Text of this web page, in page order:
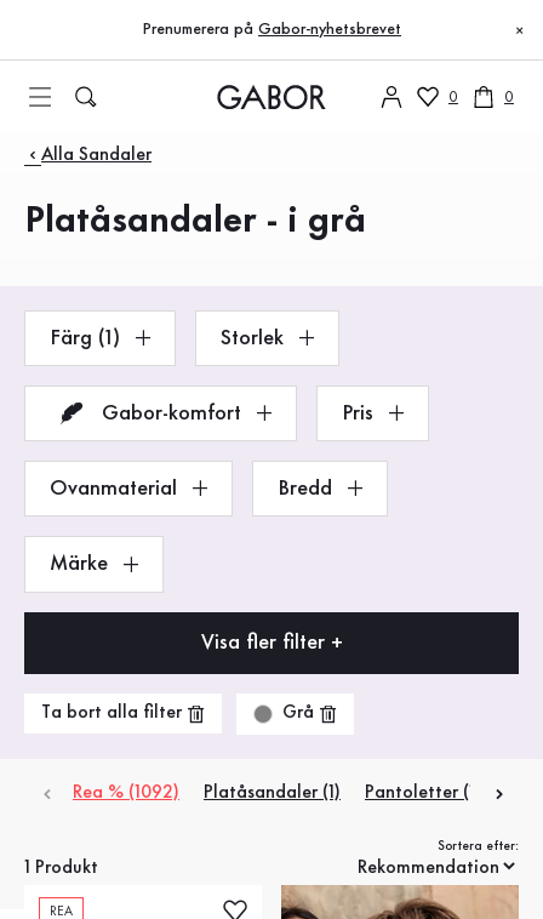
Till innehållsförteckning
Till huvudnavigation
Prenumerera på Gabor-nyhetsbrevet ×
0 0
Produkter
Alla Sandaler
Platåsandaler - i grå
Färg (1) Storlek
Gabor-komfort Pris
Ovanmaterial Bredd
Märke
Visa fler filter +
Ta bort alla filter Grå
Rea % (1092) Platåsandaler (1) Pantoletter (1)
1 Produkt
Sortera efter:
REA